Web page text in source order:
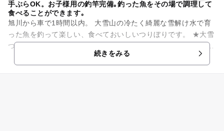
手ぶらOK。お子様用の釣竿完備｡釣った魚をその場で調理して
食べることができます｡
旭川から車で1時間以内。 大雪山の冷たく綺麗な雪解け水で育
った魚を釣って楽しい、食べておいしいつりぼりです。 ★大雪
つりぼりの五大特徴 ①エサがニジマスの切り身なので虫餌が苦
続きをみる